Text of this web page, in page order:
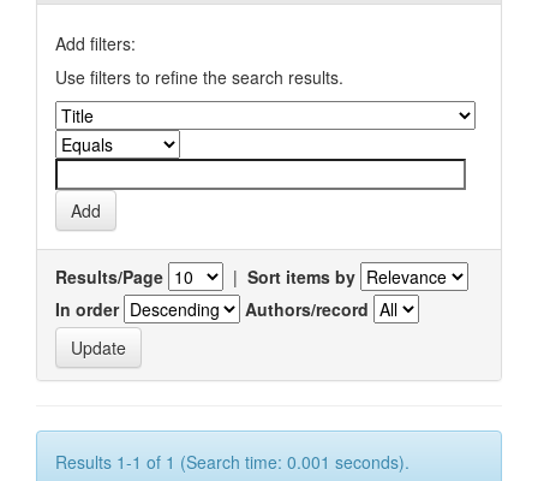
Add filters:
Use filters to refine the search results.
Results/Page | Sort items by
In order
Authors/record
Results 1-1 of 1 (Search time: 0.001 seconds).